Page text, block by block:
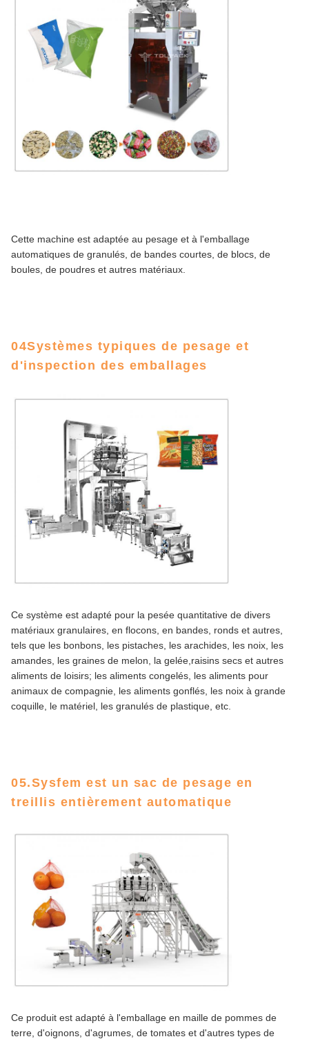
Cette machine est adaptée au pesage et à l'emballage
automatiques de granulés, de bandes courtes, de blocs, de
boules, de poudres et autres matériaux.
04Systèmes typiques de pesage et
d'inspection des emballages
Ce système est adapté pour la pesée quantitative de divers
matériaux granulaires, en flocons, en bandes, ronds et autres,
tels que les bonbons, les pistaches, les arachides, les noix, les
amandes, les graines de melon, la gelée,raisins secs et autres
aliments de loisirs; les aliments congelés, les aliments pour
animaux de compagnie, les aliments gonflés, les noix à grande
coquille, le matériel, les granulés de plastique, etc.
05.Sysfem est un sac de pesage en
treillis entièrement automatique
Ce produit est adapté à l'emballage en maille de pommes de
terre, d'oignons, d'agrumes, de tomates et d'autres types de